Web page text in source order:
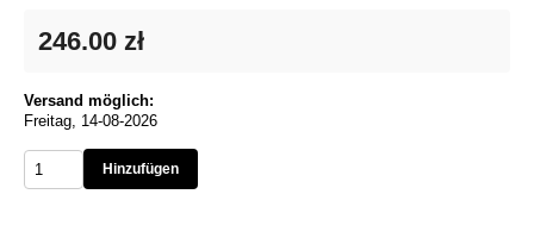
246.00 zł
Versand möglich:
Freitag, 14-08-2026
Hinzufügen